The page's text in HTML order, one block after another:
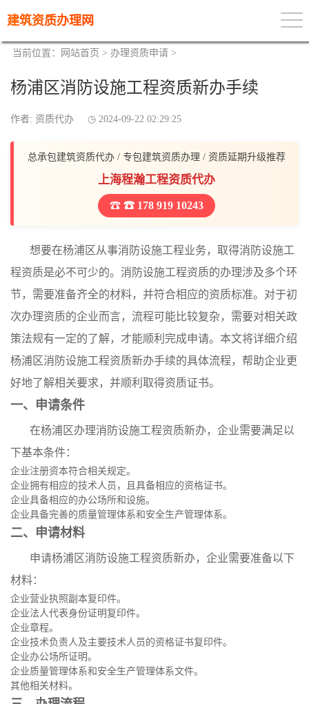
建筑资质办理网
当前位置： 网站首页 > 办理资质申请 >
杨浦区消防设施工程资质新办手续
作者: 资质代办 2024-09-22 02:29:25
总承包建筑资质代办 / 专包建筑资质办理 / 资质延期升级推荐
上海程瀚工程资质代办
☎ 178 919 10243
想要在杨浦区从事消防设施工程业务，取得消防设施工
程资质是必不可少的。消防设施工程资质的办理涉及多个环
节，需要准备齐全的材料，并符合相应的资质标准。对于初
次办理资质的企业而言，流程可能比较复杂，需要对相关政
策法规有一定的了解，才能顺利完成申请。本文将详细介绍
杨浦区消防设施工程资质新办手续的具体流程，帮助企业更
好地了解相关要求，并顺利取得资质证书。
一、申请条件
在杨浦区办理消防设施工程资质新办，企业需要满足以
下基本条件：
企业注册资本符合相关规定。
企业拥有相应的技术人员，且具备相应的资格证书。
企业具备相应的办公场所和设施。
企业具备完善的质量管理体系和安全生产管理体系。
二、申请材料
申请杨浦区消防设施工程资质新办，企业需要准备以下
材料：
企业营业执照副本复印件。
企业法人代表身份证明复印件。
企业章程。
企业技术负责人及主要技术人员的资格证书复印件。
企业办公场所证明。
企业质量管理体系和安全生产管理体系文件。
其他相关材料。